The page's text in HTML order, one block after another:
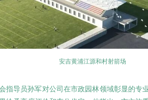
安吉黄浦江源和村射箭场
指导员孙军对公司在市政园林领域彰显的专